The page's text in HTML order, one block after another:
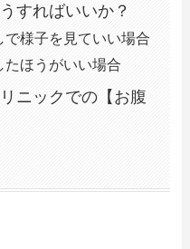
すればいいか？
で様子を見ていい場合
たほうがいい場合
ニックでの【お腹